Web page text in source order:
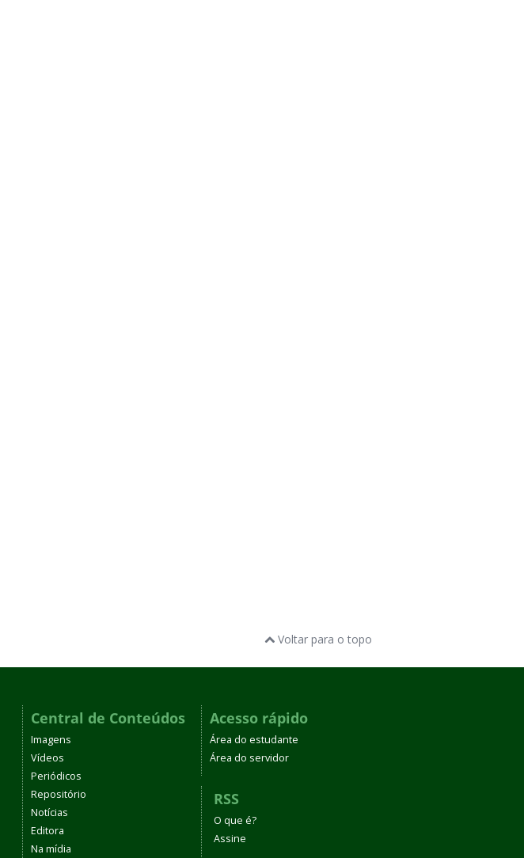
Voltar para o topo
Central de Conteúdos
Imagens
Vídeos
Periódicos
Repositório
Notícias
Editora
Na mídia
Acesso rápido
Área do estudante
Área do servidor
RSS
O que é?
Assine